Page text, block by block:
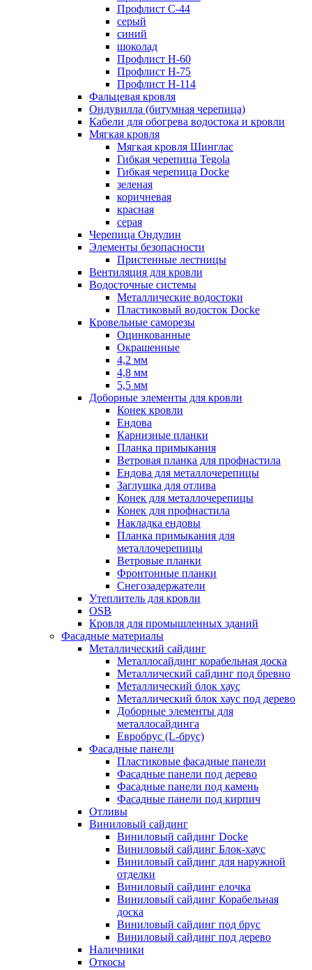
Профлист С-44
серый
синий
шоколад
Профлист Н-60
Профлист Н-75
Профлист H-114
Фальцевая кровля
Ондувилла (битумная черепица)
Кабели для обогрева водостока и кровли
Мягкая кровля
Мягкая кровля Шинглас
Гибкая черепица Tegola
Гибкая черепица Docke
зеленая
коричневая
красная
серая
Черепица Ондулин
Элементы безопасности
Пристенные лестницы
Вентиляция для кровли
Водосточные системы
Металлические водостоки
Пластиковый водосток Docke
Кровельные саморезы
Оцинкованные
Окрашенные
4,2 мм
4,8 мм
5,5 мм
Доборные элементы для кровли
Конек кровли
Ендова
Карнизные планки
Планка примыкания
Ветровая планка для профнастила
Ендова для металлочерепицы
Заглушка для отлива
Конек для металлочерепицы
Конек для профнастила
Накладка ендовы
Планка примыкания для
металлочерепицы
Ветровые планки
Фронтонные планки
Снегозадержатели
Утеплитель для кровли
OSB
Кровля для промышленных зданий
Фасадные материалы
Металлический сайдинг
Металлосайдинг корабельная доска
Металлический сайдинг под бревно
Металлический блок хаус
Металлический блок хаус под дерево
Доборные элементы для
металлосайдинга
Евробрус (L-брус)
Фасадные панели
Пластиковые фасадные панели
Фасадные панели под дерево
Фасадные панели под камень
Фасадные панели под кирпич
Отливы
Виниловый сайдинг
Виниловый сайдинг Docke
Виниловый сайдинг Блок-хаус
Виниловый сайдинг для наружной
отделки
Виниловый сайдинг елочка
Виниловый сайдинг Корабельная
доска
Виниловый сайдинг под брус
Виниловый сайдинг под дерево
Наличники
Откосы